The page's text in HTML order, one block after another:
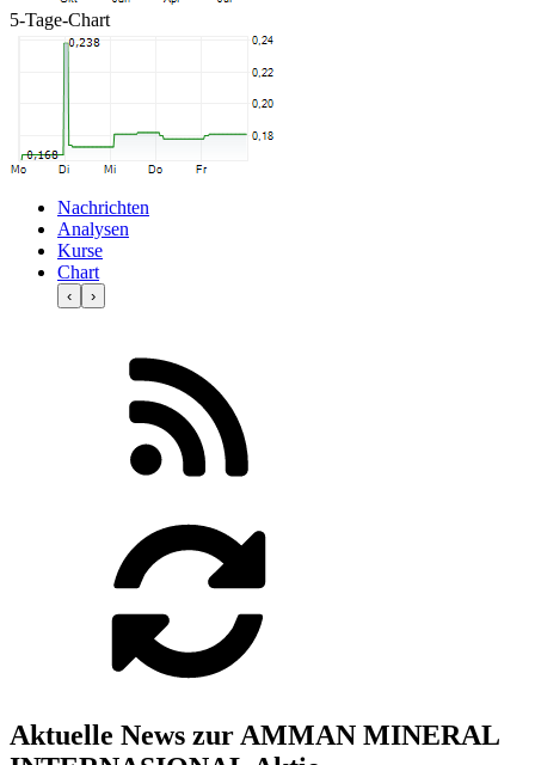
5-Tage-Chart
Nachrichten
Analysen
Kurse
Chart
‹ ›
Aktuelle News zur AMMAN MINERAL